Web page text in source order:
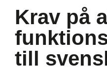
Krav på
till